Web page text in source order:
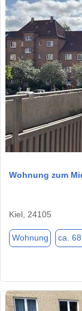
Wohnung zum
Kiel, 24105
Wohnung ca.